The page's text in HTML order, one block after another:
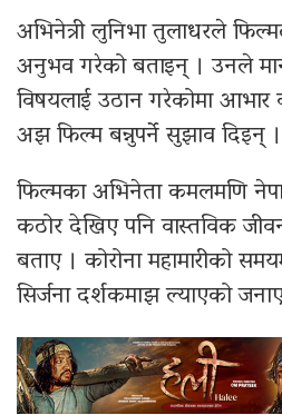
अभिनेत्री लुनिभा तुलाधरले
अनुभव गरेको बताइन् । उनले
विषयलाई उठान गरेकोमा आभार
अझ फिल्म बन्नुपर्ने सुझाव दिइन् ।
फिल्मका अभिनेता कमलमणि
कठोर देखिए पनि वास्तविक
बताए । कोरोना महामारीको
सिर्जना दर्शकमाझ ल्याएको